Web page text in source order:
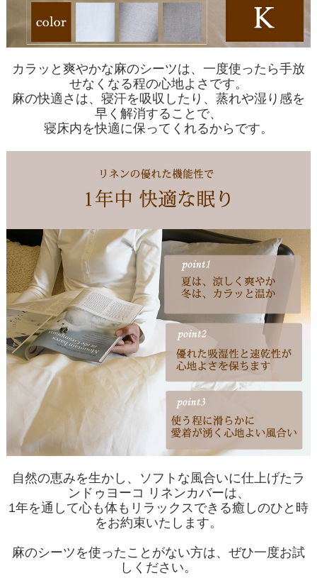
カラッと爽やかな麻のシーツは、一度使ったら手放
せなくなる程の心地よさです。
麻の快適さは、寝汗を吸収したり、蒸れや湿り感を
早く解消することで、
寝床内を快適に保ってくれるからです。
自然の恵みを生かし、ソフトな風合いに仕上げたラ
ンドゥヨーコ リネンカバーは、
1年を通して心も体もリラックスできる癒しのひと時
をお約束いたします。
麻のシーツを使ったことがない方は、ぜひ一度お試
しください。